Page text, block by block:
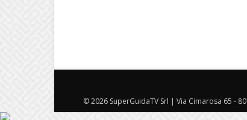
© 2026 SuperGuidaTV Srl | Via Cimarosa 65 -